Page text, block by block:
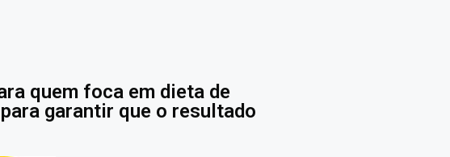
quem foca em dieta de
garantir que o resultado